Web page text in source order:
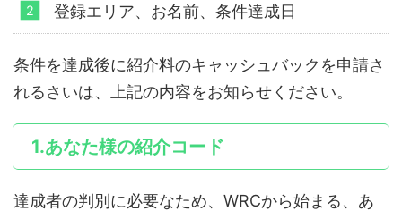
登録エリア、お名前、条件達成日
条件を達成後に紹介料のキャッシュバックを申請さ
れるさいは、上記の内容をお知らせください。
1.あなた様の紹介コード
達成者の判別に必要なため、WRCから始まる、あ